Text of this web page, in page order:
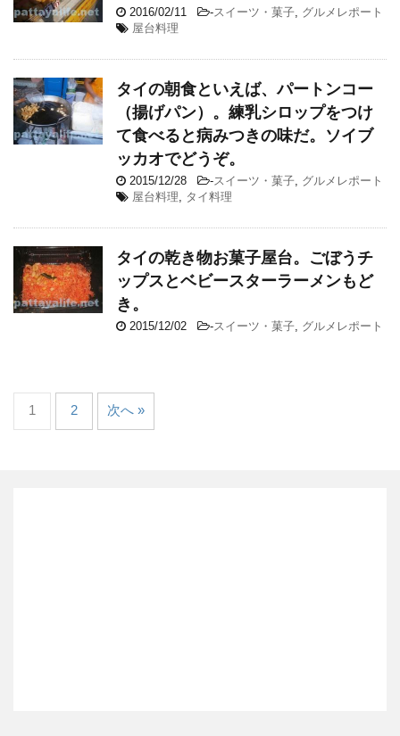
2016/02/11 -スイーツ・菓子 グルメレポート
屋台料理
タイの朝食といえば、パートンコー
（揚げパン）。練乳シロップをつけ
て食べると病みつきの味だ。ソイブ
ッカオでどうぞ。
2015/12/28 -スイーツ・菓子 グルメレポート
屋台料理
タイ料理
タイの乾き物お菓子屋台。ごぼうチ
ップスとベビースターラーメンもど
き。
2015/12/02 -スイーツ・菓子 グルメレポート
1 2 次へ »